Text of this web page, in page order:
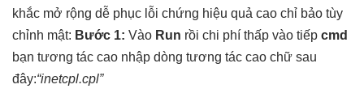
khắc mở rộng dễ phục lỗi chứng hiệu quả cao chỉ bảo tùy
chỉnh mật: Bước 1: Vào Run rồi chi phí thấp vào tiếp cmd
bạn tương tác cao nhập dòng tương tác cao chữ sau
đây:“inetcpl.cpl”